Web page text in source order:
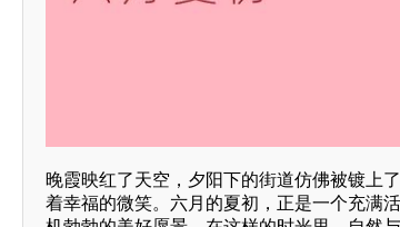
晚霞映红了天空，夕阳下的街道仿佛被镀上
着幸福的微笑。六月的夏初，正是一个充满